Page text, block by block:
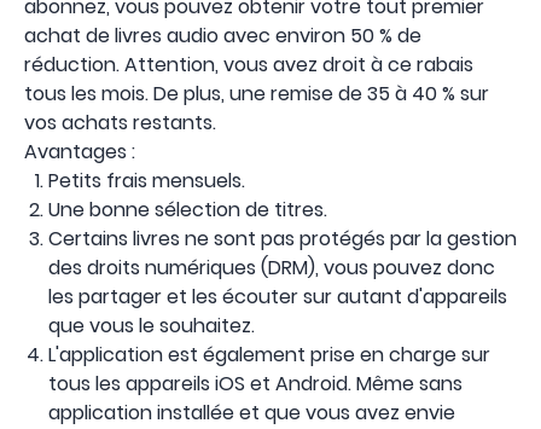
abonnez, vous pouvez obtenir votre tout premier
achat de livres audio avec environ 50 % de
réduction. Attention, vous avez droit à ce rabais
tous les mois. De plus, une remise de 35 à 40 % sur
vos achats restants.
Avantages :
Petits frais mensuels.
Une bonne sélection de titres.
Certains livres ne sont pas protégés par la gestion
des droits numériques (DRM), vous pouvez donc
les partager et les écouter sur autant d'appareils
que vous le souhaitez.
L'application est également prise en charge sur
tous les appareils iOS et Android. Même sans
application installée et que vous avez envie